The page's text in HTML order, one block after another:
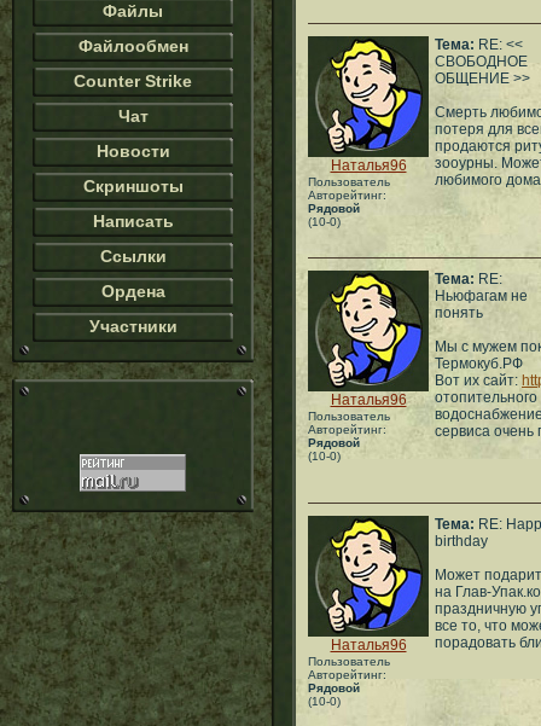
Файлы
Файлообмен
Counter Strike
Чат
Новости
Скриншоты
Написать
Ссылки
Ордена
Участники
Наталья96
Пользователь
Авторейтинг:
Рядовой
(10-0)
Тема: RE: <<
СВОБОДНОЕ
ОБЩЕНИЕ >>
Смерть
потеря для
продаются
зооурны.
любимого
Наталья96
Пользователь
Авторейтинг:
Рядовой
(10-0)
Тема: RE:
Ньюфагам не
понять
Мы с мужем
Термокуб.РФ
Вот их сайт:
сервиса
Наталья96
Пользователь
Авторейтинг:
Рядовой
(10-0)
Тема: RE:
birthday
Может
на Глав-
праздничную
все то, что
порадовать